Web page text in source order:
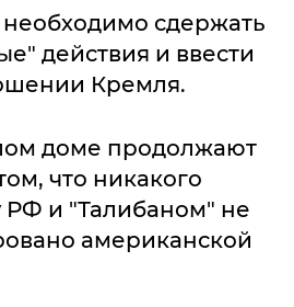
сдержать
действия и ввести
Кремля.
доме продолжают
что никакого
РФ и "Талибаном" не
американской